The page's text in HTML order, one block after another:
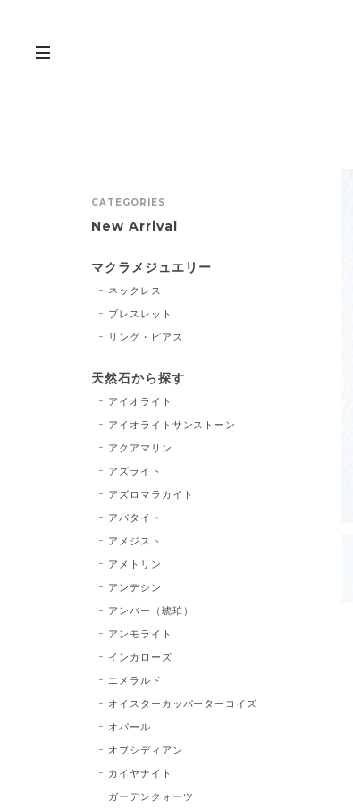
CATEGORIES
New Arrival
マクラメジュエリー
ネックレス
ブレスレット
リング・ピアス
天然石から探す
アイオライト
アイオライトサンストーン
アクアマリン
アズライト
アズロマラカイト
アパタイト
アメジスト
アメトリン
アンデシン
アンバー（琥珀）
アンモライト
インカローズ
エメラルド
オイスターカッパーターコイズ
オパール
オブシディアン
カイヤナイト
ガーデンクォーツ